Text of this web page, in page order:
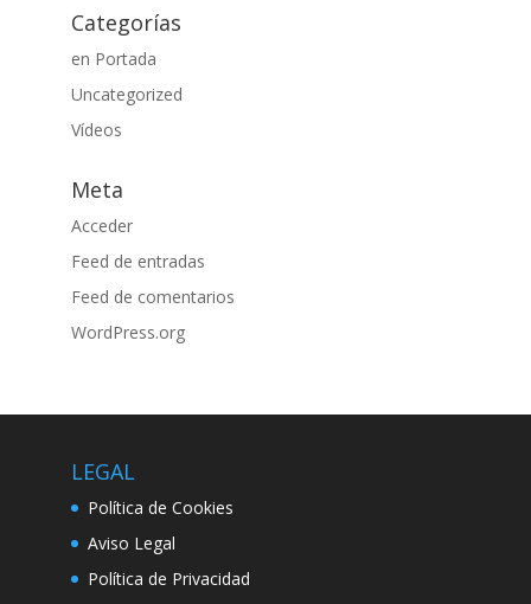
Categorías
en Portada
Uncategorized
Vídeos
Meta
Acceder
Feed de entradas
Feed de comentarios
WordPress.org
LEGAL
Política de Cookies
Aviso Legal
Política de Privacidad